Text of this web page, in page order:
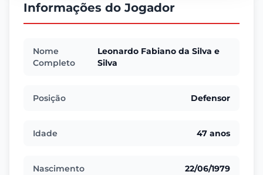
Informações do Jogador
Nome
Completo
Leonardo Fabiano da Silva e
Silva
Posição Defensor
Idade 47 anos
Nascimento 22/06/1979